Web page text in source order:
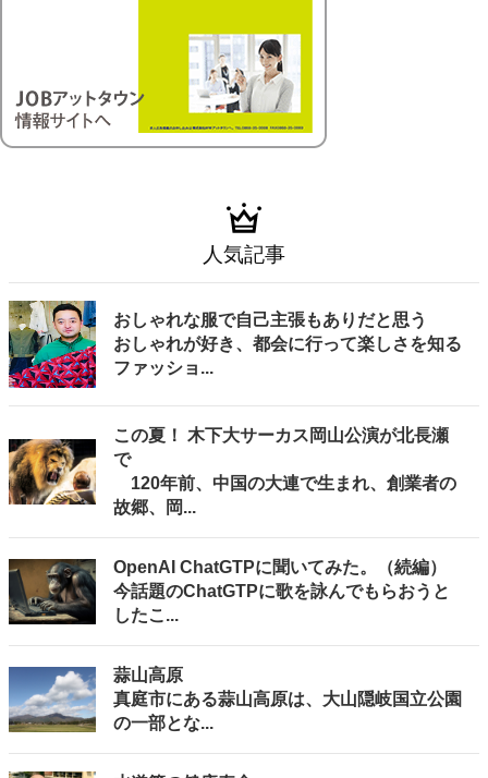
人気記事
おしゃれな服で自己主張もありだと思う
おしゃれが好き、都会に行って楽しさを知る
ファッショ...
この夏！ 木下大サーカス岡山公演が北長瀬
で
120年前、中国の大連で生まれ、創業者の
故郷、岡...
OpenAI ChatGTPに聞いてみた。（続編）
今話題のChatGTPに歌を詠んでもらおうと
したこ...
蒜山高原
真庭市にある蒜山高原は、大山隠岐国立公園
の一部とな...